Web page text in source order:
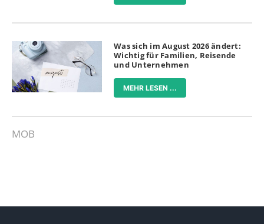
Was sich im August 2026 ändert:
Wichtig für Familien, Reisende
und Unternehmen
MEHR LESEN ...
MOB